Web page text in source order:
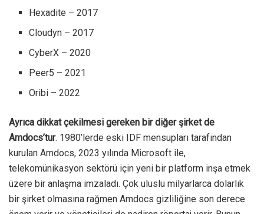
Hexadite – 2017
Cloudyn – 2017
CyberX – 2020
Peer5 – 2021
Oribi – 2022
Ayrıca dikkat çekilmesi gereken bir diğer şirket de
Amdocs’tur. 1980’lerde eski IDF mensupları tarafından
kurulan Amdocs, 2023 yılında Microsoft ile,
telekomünikasyon sektörü için yeni bir platform inşa etmek
üzere bir anlaşma imzaladı. Çok uluslu milyarlarca dolarlık
bir şirket olmasına rağmen Amdocs gizliliğine son derece